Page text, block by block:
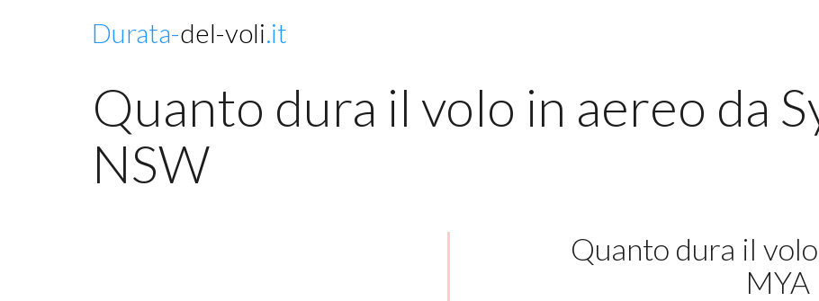
Durata-del-voli.it
Quanto dura il volo in aereo da
NSW
Quanto dura il
MYA